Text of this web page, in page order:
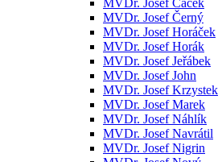
MVDr. Josef Černý
MVDr. Josef Horáček
MVDr. Josef Horák
MVDr. Josef Jeřábek
MVDr. Josef John
MVDr. Josef Krzystek
MVDr. Josef Marek
MVDr. Josef Náhlík
MVDr. Josef Navrátil
MVDr. Josef Nigrin